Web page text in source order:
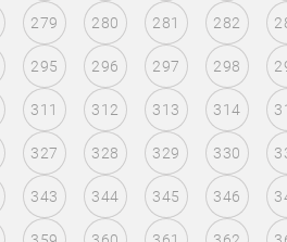
279 280 281 282
295 296 297 298
311 312 313 314
327 328 329 330
343 344 345 346